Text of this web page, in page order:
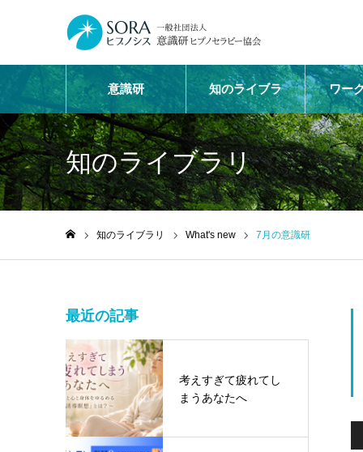
意識研 知のライブラ
リ
ワー
知のライブラリ
知のライブラリ What's new 7月の意識研
最近の記事
考えすぎて疲れてし
まうあなたへ